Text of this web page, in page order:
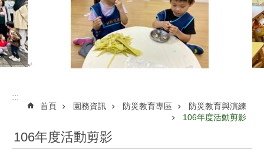
:::
首頁 園務資訊 防災教育專區
防災教育與演練
106年度活動剪影
106年度活動剪影